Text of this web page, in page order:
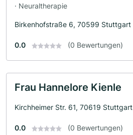
· Neuraltherapie
Birkenhofstraße 6, 70599 Stuttgart
0.0 (0 Bewertungen)
Frau Hannelore Kienle
Kirchheimer Str. 61, 70619 Stuttgart
0.0 (0 Bewertungen)